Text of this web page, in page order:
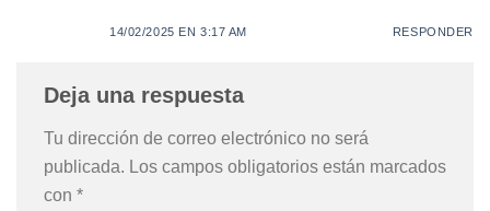
14/02/2025 EN 3:17 AM RESPONDER
Deja una respuesta
Tu dirección de correo electrónico no será
publicada. Los campos obligatorios están marcados
con *